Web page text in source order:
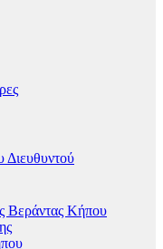
Διευθυντού
Βεράντας Κήπου